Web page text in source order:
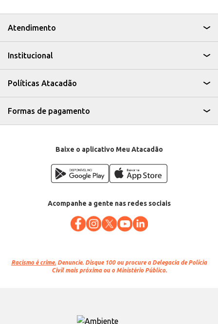
Ideal para incrementar receitas de arroz, risotos e outros pratos.
Uma opção para quem busca variar o cardápio com cortes de frango.
O Coração de Frango Copacol Congelado é uma escolha prática para quem
Atendimento
Institucional
Políticas Atacadão
Formas de pagamento
Baixe o aplicativo Meu Atacadão
Acompanhe a gente nas redes sociais
Racismo é crime. Denuncie. Disque 100 ou procure a Delegacia de Polícia
Civil mais próxima ou o Ministério Público.